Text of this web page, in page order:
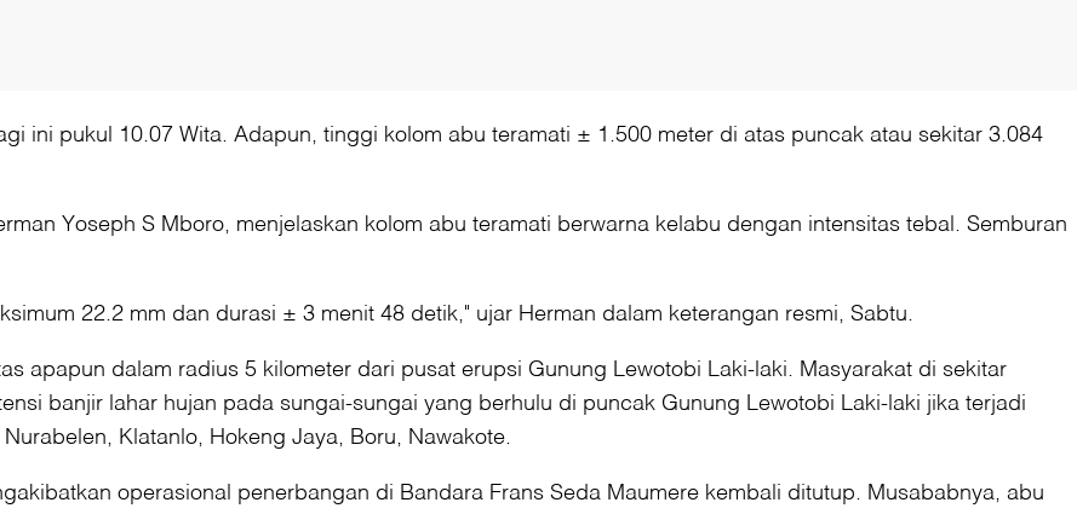
ini pukul 10.07 Wita. Adapun, tinggi kolom abu teramati ± 1.500 meter di atas puncak atau sekitar 3.084
Yoseph S Mboro, menjelaskan kolom abu teramati berwarna kelabu dengan intensitas tebal. Semburan
22.2 mm dan durasi ± 3 menit 48 detik," ujar Herman dalam keterangan resmi, Sabtu.
apapun dalam radius 5 kilometer dari pusat erupsi Gunung Lewotobi Laki-laki. Masyarakat di sekitar
banjir lahar hujan pada sungai-sungai yang berhulu di puncak Gunung Lewotobi Laki-laki jika terjadi
Klatanlo, Hokeng Jaya, Boru, Nawakote.
operasional penerbangan di Bandara Frans Seda Maumere kembali ditutup. Musababnya, abu